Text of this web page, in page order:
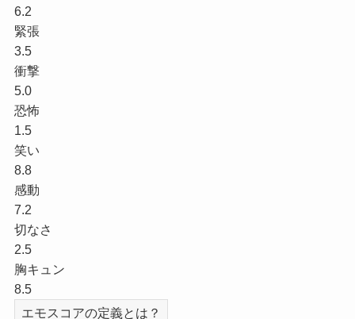
6.2
緊張
3.5
衝撃
5.0
恐怖
1.5
笑い
8.8
感動
7.2
切なさ
2.5
胸キュン
8.5
エモスコアの定義とは？